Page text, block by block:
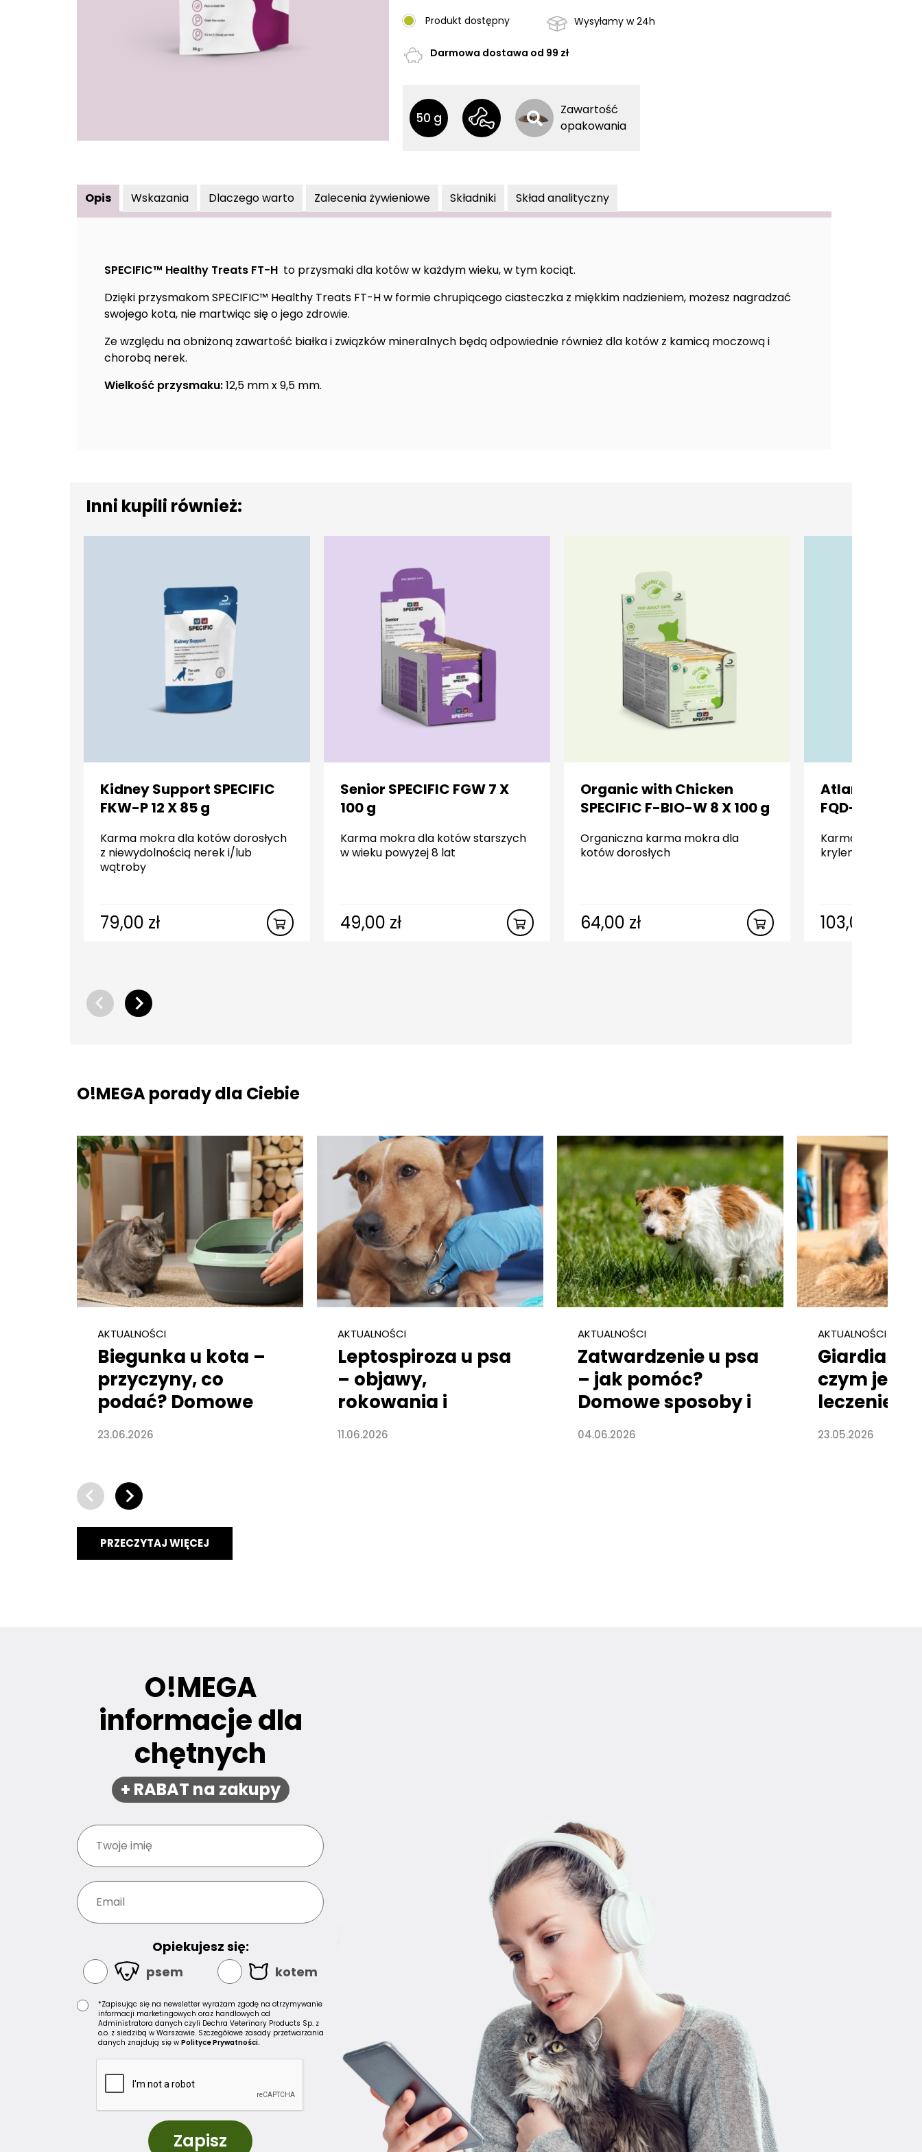
FT-
50
Produkt dostępny Wysyłamy w 24h
Darmowa dostawa od 99 zł
Inne opakowania
50 g
Inne opakowania
Zawartość
opakowania
Opis Wskazania Dlaczego warto Zalecenia żywieniowe Składniki Skład analityczny
SPECIFIC™ Healthy Treats FT-H to przysmaki dla kotów w każdym wieku, w tym kociąt.
Dzięki przysmakom SPECIFIC™ Healthy Treats FT-H w formie chrupiącego ciasteczka z miękkim nadzieniem, możesz nagradzać
swojego kota, nie martwiąc się o jego zdrowie.
Ze względu na obniżoną zawartość białka i związków mineralnych będą odpowiednie również dla kotów z kamicą moczową i
chorobą nerek.
Wielkość przysmaku:12,5 mm x 9,5 mm.
Inni kupili również:
Kidney Support SPECIFIC
FKW-P 12 X 85 g
Karma mokra dla kotów dorosłych
z niewydolnością nerek i/lub
wątroby
79,00 zł
Senior SPECIFIC FGW 7 X
100 g
Karma mokra dla kotów starszych
w wieku powyżej 8 lat
49,00 zł
Organic with Chicken
SPECIFIC F-BIO-W 8 X 100 g
Organiczna karma mokra dla
kotów dorosłych
64,00 zł
Atlantic
FQD-F 2 kg
Karma sucha z
krylem dla kotów
103,00
O!MEGA porady dla Ciebie
PRZECZYTAJ WIĘCEJ
AKTUALNOŚCI
Biegunka u kota –
przyczyny, co
podać? Domowe
sposoby
23.06.2026
AKTUALNOŚCI
Leptospiroza u psa
– objawy,
rokowania i
przyczyny
11.06.2026
AKTUALNOŚCI
Zatwardzenie u psa
– jak pomóc?
Domowe sposoby i
profilaktyka
04.06.2026
AKTUALNOŚCI
Giardia u
czym jest?
leczenie
23.05.2026
O!MEGA
informacje dla
chętnych
+ RABAT na zakupy
Opiekujesz się:
psem
kotem
*Zapisując się na newsletter wyrażam zgodę na otrzymywanie
informacji marketingowych oraz handlowych od
Administratora danych czyli Dechra Veterinary Products Sp. z
o.o. z siedzibą w Warszawie. Szczegółowe zasady przetwarzania
danych znajdują się w Polityce Prywatności.
Zapisz